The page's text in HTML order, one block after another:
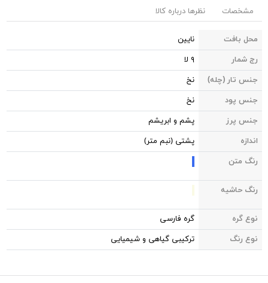
مشخصات نظرها درباره کالا
محل بافت
نایین
رج شمار
۹ لا
جنس تار (چله)
نخ
جنس پود
نخ
جنس پرز
پشم و ابریشم
اندازه
پشتی (نبم متر)
رنگ متن
رنگ حاشیه
نوع گره
گره فارسی
نوع رنگ
ترکیبی گیاهی و شیمیایی